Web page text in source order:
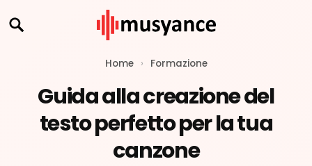
Home › Formazione
Guida alla creazione del
testo perfetto per la tua
canzone